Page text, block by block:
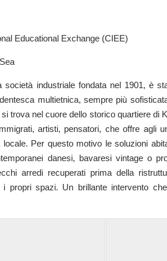
Exchange (CIEE)
società industriale fondata nel 1901, è
multietnica, sempre più
trova nel cuore dello storico quartiere di
artisti, pensatori, che offre agli
Per questo motivo le soluzioni
danesi, bavaresi vintage o
arredi recuperati prima della
propri spazi. Un brillante intervento